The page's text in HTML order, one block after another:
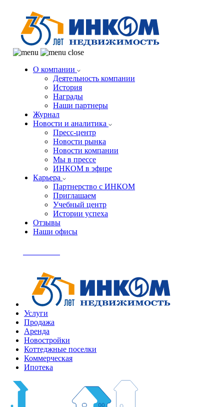
О компании
Деятельность компании
История
Награды
Наши партнеры
Журнал
Новости и аналитика
Пресс-центр
Новости рынка
Новости компании
Мы в прессе
ИНКОМ в эфире
Карьера
Партнерство с ИНКОМ
Приглашаем
Учебный центр
Истории успеха
Отзывы
Наши офисы
Услуги
Продажа
Аренда
Новостройки
Коттеджные поселки
Коммерческая
Ипотека